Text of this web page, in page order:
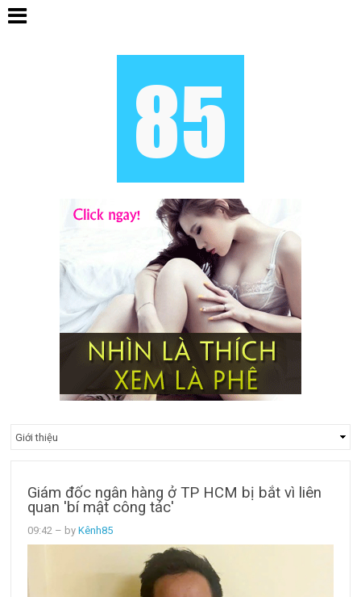
Giám đốc ngân hàng ở TP HCM bị bắt vì liên
quan 'bí mật công tác'
09:42 – byKênh85